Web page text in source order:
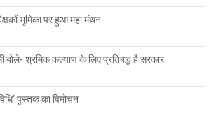
भूमिका पर हुआ महा मंथन
बोले- श्रमिक कल्याण के लिए प्रतिबद्ध है सरकार
पुस्तक का विमोचन